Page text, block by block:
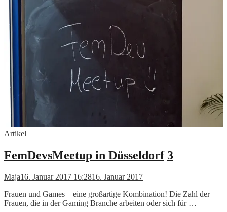
Artikel
FemDevsMeetup in Düsseldorf 3
Maja16. Januar 2017 16:2816. Januar 2017
Frauen und Games – eine großartige Kombination! Die Zahl der
Frauen, die in der Gaming Branche arbeiten oder sich für …